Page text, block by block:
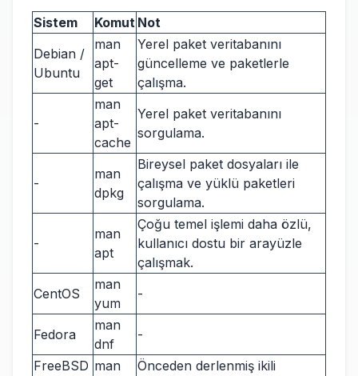
Sistem Komut Not
Debian /
Ubuntu
man
apt-
get
Yerel paket veritabanını
güncelleme ve paketlerle
çalışma.
-
man
apt-
cache
Yerel paket veritabanını
sorgulama.
-
man
dpkg
Bireysel paket dosyaları ile
çalışma ve yüklü paketleri
sorgulama.
-
man
apt
Çoğu temel işlemi daha özlü,
kullanıcı dostu bir arayüzle
çalışmak.
CentOS
man
yum
-
Fedora
man
dnf
-
FreeBSD man
Önceden derlenmiş ikili